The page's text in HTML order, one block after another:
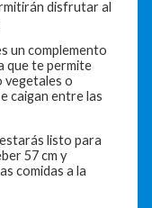
disfrutar al
un complemento
que te permite
vegetales o
caigan entre las
listo para
57 cm y
comidas a la